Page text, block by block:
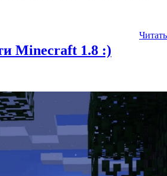
Читать
Minecraft 1.8 :)